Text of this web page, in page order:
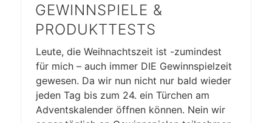
GEWINNSPIELE &
PRODUKTTESTS
Leute, die Weihnachtszeit ist -zumindest
für mich – auch immer DIE Gewinnspielzeit
gewesen. Da wir nun nicht nur bald wieder
jeden Tag bis zum 24. ein Türchen am
Adventskalender öffnen können. Nein wir